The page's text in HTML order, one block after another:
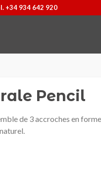
+34 934 642 920
Pencil
de 3 accroches en